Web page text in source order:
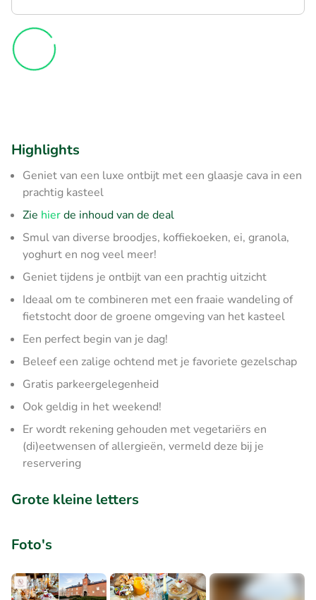
Highlights
Geniet van een luxe ontbijt met een glaasje cava in een
prachtig kasteel
Zie hierde inhoud van de deal
Smul van diverse broodjes, koffiekoeken, ei, granola,
yoghurt en nog veel meer!
Geniet tijdens je ontbijt van een prachtig uitzicht
Ideaal om te combineren met een fraaie wandeling of
fietstocht door de groene omgeving van het kasteel
Een perfect begin van je dag!
Beleef een zalige ochtend met je favoriete gezelschap
Gratis parkeergelegenheid
Ook geldig in het weekend!
Er wordt rekening gehouden met vegetariërs en
(di)eetwensen of allergieën, vermeld deze bij je
reservering
Grote kleine letters
Foto's